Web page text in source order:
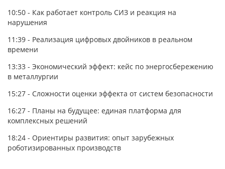
10:50 - Как работает контроль СИЗ и реакция на
нарушения
11:39 - Реализация цифровых двойников в реальном
времени
13:33 - Экономический эффект: кейс по энергосбережению
в металлургии
15:27 - Сложности оценки эффекта от систем безопасности
16:27 - Планы на будущее: единая платформа для
комплексных решений
18:24 - Ориентиры развития: опыт зарубежных
роботизированных производств